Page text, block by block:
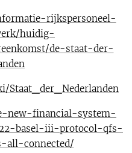
rijkspersoneel-
huidig-
de-staat-der-
Staat_der_Nederlanden
new-financial-system-
basel-iii-protocol-qfs-
all-connected/